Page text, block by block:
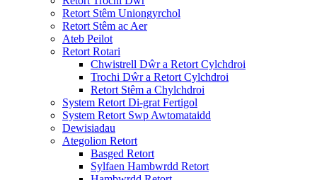
Retort Stêm Uniongyrchol
Retort Stêm ac Aer
Ateb Peilot
Retort Rotari
Chwistrell Dŵr a Retort Cylchdroi
Trochi Dŵr a Retort Cylchdroi
Retort Stêm a Chylchdroi
System Retort Di-grat Fertigol
System Retort Swp Awtomataidd
Dewisiadau
Ategolion Retort
Basged Retort
Sylfaen Hambwrdd Retort